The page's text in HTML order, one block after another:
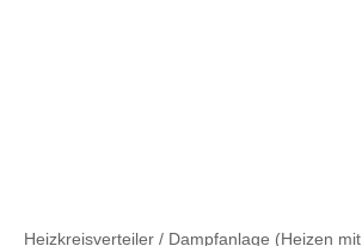
Heizkreisverteiler / Dampfanlage (Heizen mit